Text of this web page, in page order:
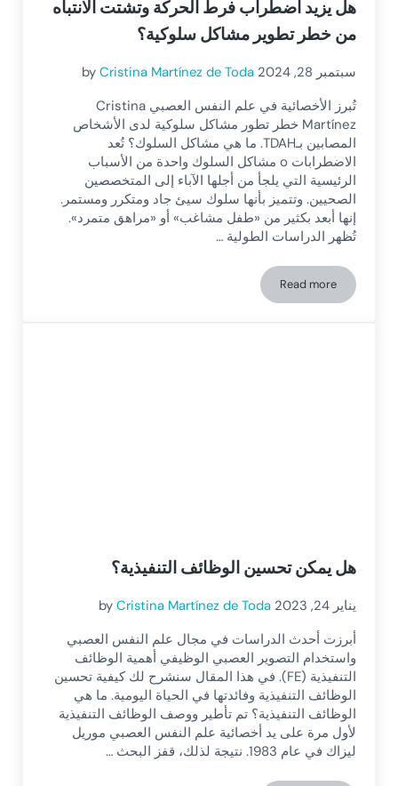
هل يزيد اضطراب فرط الحركة وتشتت الانتباه
من خطر تطوير مشاكل سلوكية؟
سبتمبر 28, 2024 by Cristina Martínez de Toda
تُبرز الأخصائية في علم النفس العصبي Cristina
Martínez خطر تطور مشاكل سلوكية لدى الأشخاص
المصابين بـTDAH. ما هي مشاكل السلوك؟ تُعد
الاضطرابات o مشاكل السلوك واحدة من الأسباب
الرئيسية التي يلجأ من أجلها الآباء إلى المتخصصين
الصحيين. وتتميز بأنها سلوك سيئ جاد ومتكرر ومستمر.
إنها أبعد بكثير من «طفل مشاغب» أو «مراهق متمرد».
تُظهر الدراسات الطولية …
Read moreهل يزيد اضطراب فرط الحركة وتشتت الانتباه من خطر تطوير
هل يمكن تحسين الوظائف التنفيذية؟
يناير 24, 2023 by Cristina Martínez de Toda
أبرزت أحدث الدراسات في مجال علم النفس العصبي
واستخدام التصوير العصبي الوظيفي أهمية الوظائف
التنفيذية (FE). في هذا المقال سنشرح لك كيفية تحسين
الوظائف التنفيذية وفائدتها في الحياة اليومية. ما هي
الوظائف التنفيذية؟ تم تأطير ووصف الوظائف التنفيذية
لأول مرة على يد أخصائية علم النفس العصبي موريل
ليزاك في عام 1983. نتيجة لذلك، قفز البحث …